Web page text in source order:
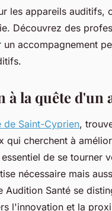
les appareils auditifs,
Découvrez des
accompagnement
la quête d'un
de Saint-Cyprien,
qui cherchent à
de se tourner
nécessaire mais
Audition Santé se
l'innovation et la